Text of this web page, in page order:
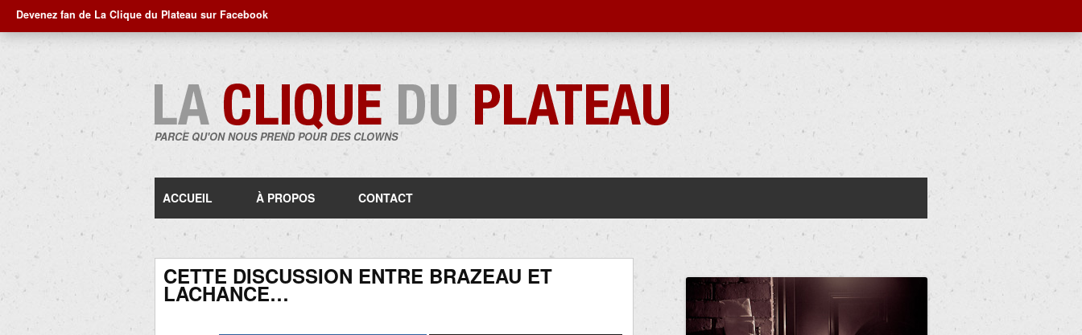
Devenez fan de La Clique du Plateau sur Facebook
PARCE QU'ON NOUS PREND POUR DES CLOWNS
au
ACCUEIL À PROPOS CONTACT
CETTE DISCUSSION ENTRE BRAZEAU ET
LACHANCE…